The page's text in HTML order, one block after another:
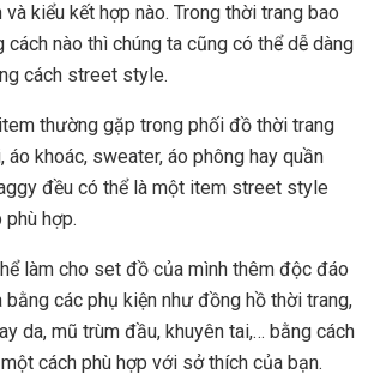
kiểu kết hợp nào. Trong thời trang bao
cách nào thì chúng ta cũng có thể dễ dàng
cách street style.
thường gặp trong phối đồ thời trang
khoác, sweater, áo phông hay quần
đều có thể là một item street style
hợp.
làm cho set đồ của mình thêm độc đáo
các phụ kiện như đồng hồ thời trang,
da, mũ trùm đầu, khuyên tai,… bằng cách
cách phù hợp với sở thích của bạn.